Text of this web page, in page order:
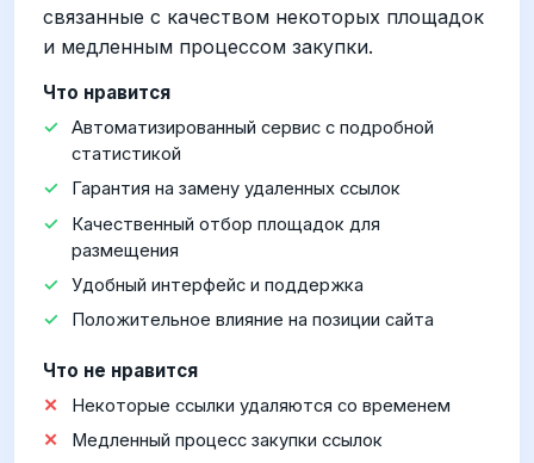
связанные с качеством некоторых площадок
и медленным процессом закупки.
Что нравится
Автоматизированный сервис с подробной
статистикой
Гарантия на замену удаленных ссылок
Качественный отбор площадок для
размещения
Удобный интерфейс и поддержка
Положительное влияние на позиции сайта
Что не нравится
Некоторые ссылки удаляются со временем
Медленный процесс закупки ссылок